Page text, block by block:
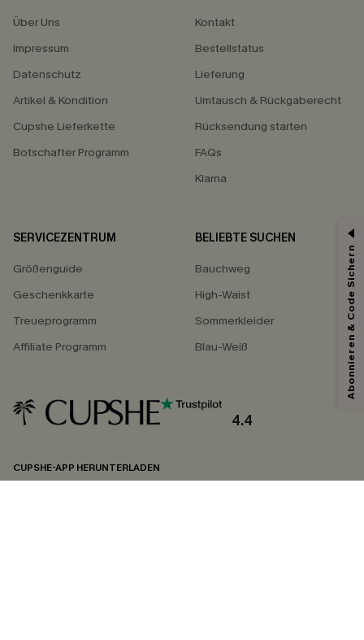
Über Uns
Impressum
Datenschutz
Artikel & Kondition
Cupshe Lieferkette
Botschafter Programm
Kontakt
Bestellstatus
Lieferung
Umtausch & Rückgaberecht
Rücksendung starten
FAQs
Klarna
SERVICEZENTRUM
Größenguide
Geschenkkarte
Treueprogramm
Affiliate Programm
BELIEBTE SUCHEN
Bauchweg
High-Waist
Sommerkleider
Blau-Weiß
4.4
CUPSHE-APP HERUNTERLADEN
Abonnieren & Code Sichern